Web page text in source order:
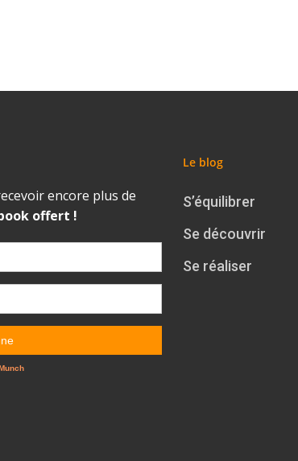
Le blog
S’équilibrer
Se découvrir
Se réaliser